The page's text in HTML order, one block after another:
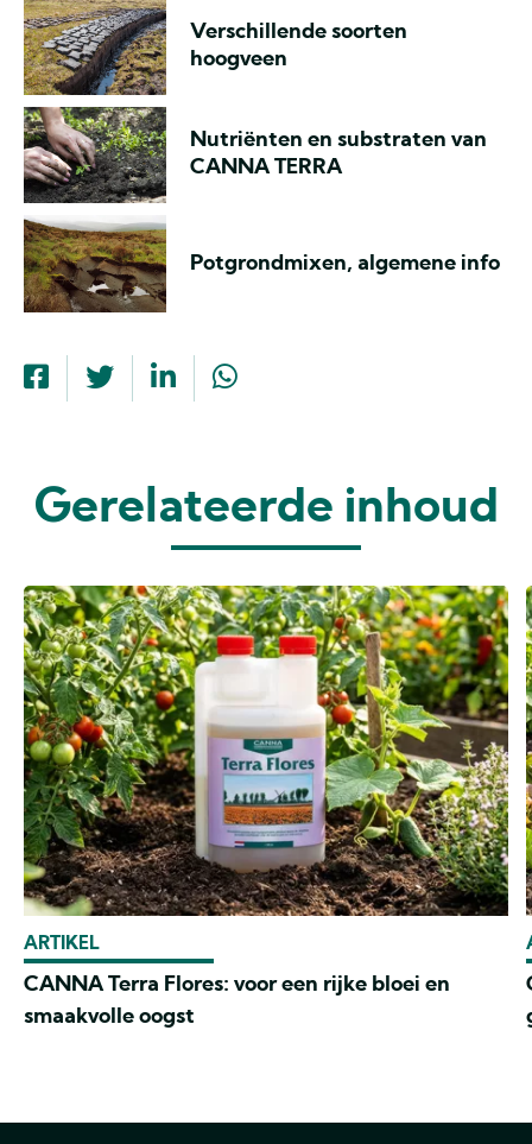
Verschillende soorten
hoogveen
Nutriënten en substraten van
CANNA TERRA
Potgrondmixen, algemene info
Gerelateerde inhoud
ARTIKEL
CANNA Terra Flores: voor een rijke bloei en
smaakvolle oogst